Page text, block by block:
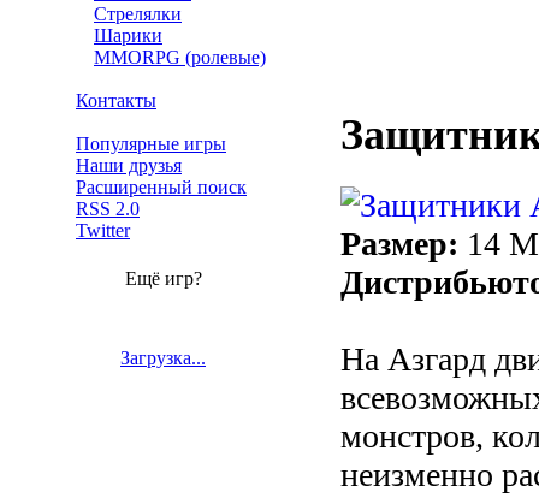
Стрелялки
Шарики
MMORPG (ролевые)
Контакты
Популярные игры
Наши друзья
Расширенный поиск
RSS 2.0
Twitter
Ещё игр?
Загрузка...
Размер: 14
На Азгард
монстров,
неизменно